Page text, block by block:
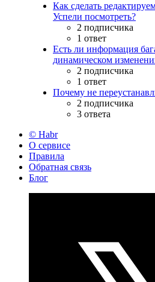
Как сделать
Успели посмотреть?
2 подписчика
1 ответ
Есть ли информация
динамическом
2 подписчика
1 ответ
Почему не
2 подписчика
3 ответа
© Habr
О сервисе
Правила
Обратная связь
Блог